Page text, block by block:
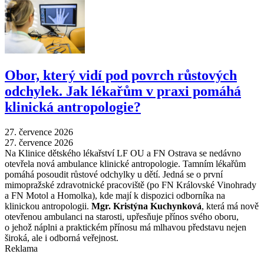
Obor, který vidí pod povrch růstových
odchylek. Jak lékařům v praxi pomáhá
klinická antropologie?
27. července 2026
27. července 2026
Na Klinice dětského lékařství LF OU a FN Ostrava se nedávno
otevřela nová ambulance klinické antropologie. Tamním lékařům
pomáhá posoudit růstové odchylky u dětí. Jedná se o první
mimopražské zdravotnické pracoviště (po FN Královské Vinohrady
a FN Motol a Homolka), kde mají k dispozici odborníka na
klinickou antropologii. Mgr. Kristýna Kuchynková, která má nově
otevřenou ambulanci na starosti, upřesňuje přínos svého oboru,
o jehož náplni a praktickém přínosu má mlhavou představu nejen
široká, ale i odborná veřejnost.
Reklama